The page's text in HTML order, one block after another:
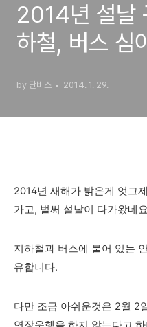
2014년 설날
하철, 버스 심
by 단비스 2014. 1. 29.
2014년 새해가 밝은게 엇그
가고, 벌써 설날이 다가왔네
지하철과 버스에 붙어 있는
유합니다.
다만 조금 아쉬운것은 2월 2